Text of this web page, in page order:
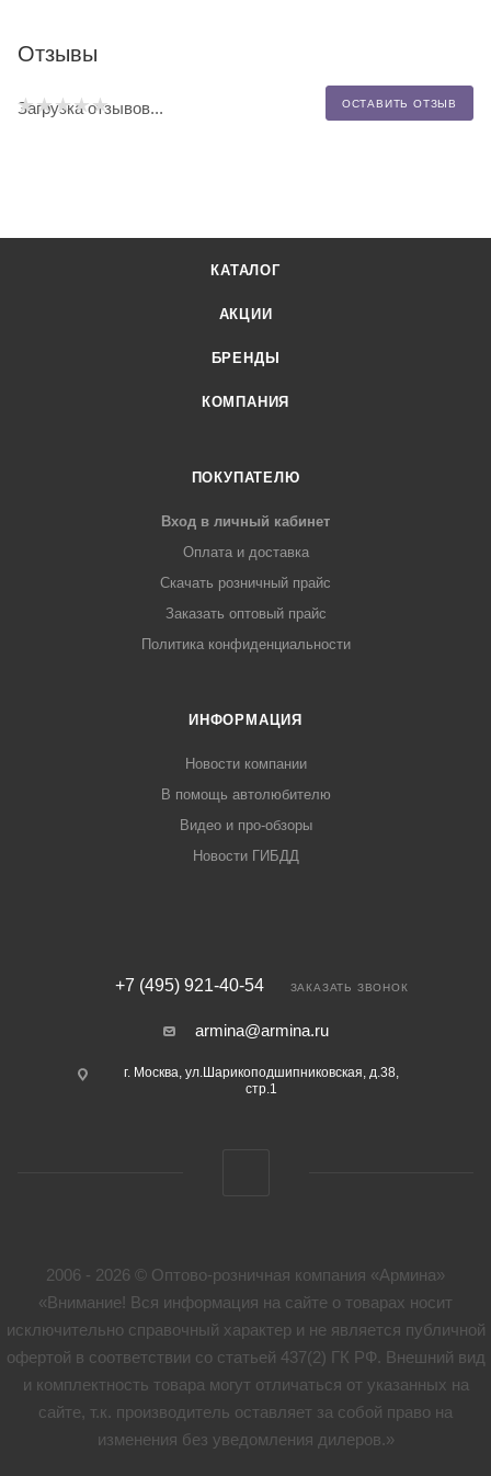
Отзывы
ОСТАВИТЬ ОТЗЫВ
Загрузка отзывов...
КАТАЛОГ
АКЦИИ
БРЕНДЫ
КОМПАНИЯ
ПОКУПАТЕЛЮ
Вход в личный кабинет
Оплата и доставка
Скачать розничный прайс
Заказать оптовый прайс
Политика конфиденциальности
ИНФОРМАЦИЯ
Новости компании
В помощь автолюбителю
Видео и про-обзоры
Новости ГИБДД
+7 (495) 921-40-54 ЗАКАЗАТЬ ЗВОНОК
armina@armina.ru
г. Москва, ул.Шарикоподшипниковская, д.38,
стр.1
2006 - 2026 © Оптово-розничная компания «Армина»
«Внимание! Вся информация на сайте о товарах носит
исключительно справочный характер и не является публичной
офертой в соответствии со статьей 437(2) ГК РФ. Внешний вид
и комплектность товара могут отличаться от указанных на
сайте, т.к. производитель оставляет за собой право на
изменения без уведомления дилеров.»